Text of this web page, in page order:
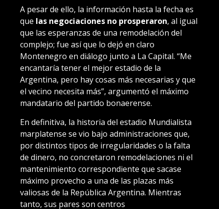
A pesar de ello, la información hasta la fecha es
que las negociaciones no prosperaron, al igual
que las esperanzas de una remodelación del
complejo; fue así que lo dejó en claro
Montenegro en diálogo junto a La Capital. “Me
encantaría tener el mejor estadio de la
Argentina, pero hay cosas más necesarias y que
el vecino necesita más”, argumentó el máximo
mandatario del partido bonaerense.
En definitiva, la historia del estadio Mundialista
marplatense se vio bajo administraciones que,
por distintos tipos de irregularidades o la falta
de dinero, no concretaron remodelaciones ni el
mantenimiento correspondiente que sacase
máximo provecho a una de las plazas más
valiosas de la República Argentina. Mientras
tanto, sus pares son centros